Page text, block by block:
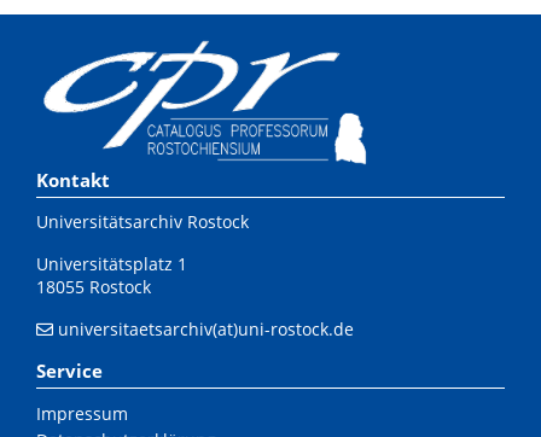
Kontakt
Universitätsarchiv Rostock
Universitätsplatz 1
18055 Rostock
universitaetsarchiv(at)uni-rostock.de
Service
Impressum